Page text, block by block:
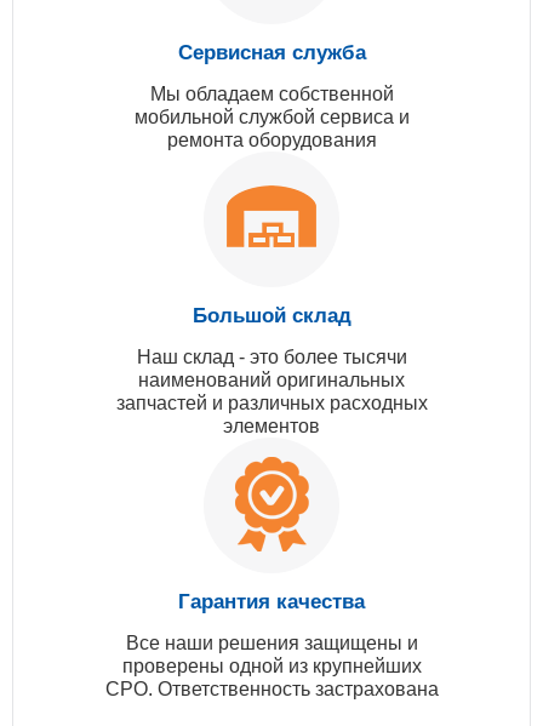
Сервисная служба
Мы обладаем собственной
мобильной службой сервиса и
ремонта оборудования
Большой склад
Наш склад - это более тысячи
наименований оригинальных
запчастей и различных расходных
элементов
Гарантия качества
Все наши решения защищены и
проверены одной из крупнейших
СРО. Ответственность застрахована